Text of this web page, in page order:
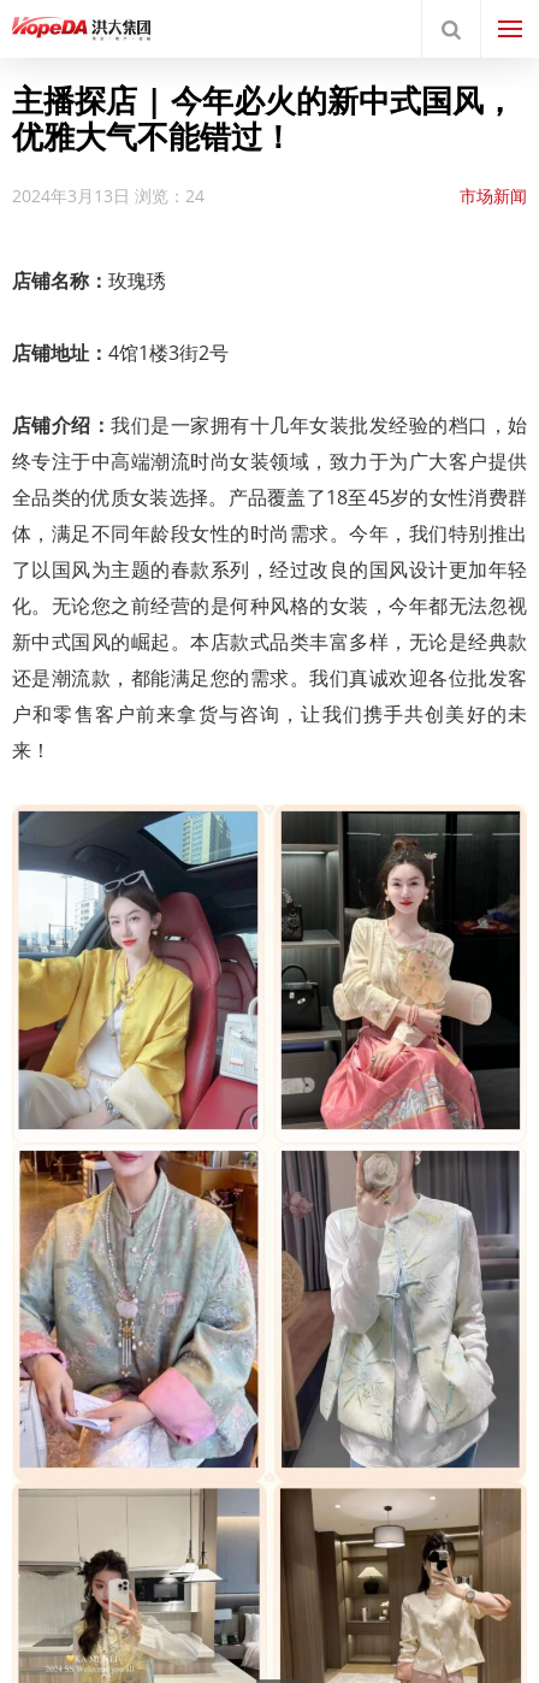
主播探店 | 今年必火的新中式国风，
优雅大气不能错过！
2024年3月13日 浏览：24 市场新闻
店铺名称： 玫瑰琇
店铺地址： 4馆1楼3街2号
店铺介绍：我们是一家拥有十几年女装批发经验的档口，始
终专注于中高端潮流时尚女装领域，致力于为广大客户提供
全品类的优质女装选择。产品覆盖了18至45岁的女性消费群
体，满足不同年龄段女性的时尚需求。今年，我们特别推出
了以国风为主题的春款系列，经过改良的国风设计更加年轻
化。无论您之前经营的是何种风格的女装，今年都无法忽视
新中式国风的崛起。本店款式品类丰富多样，无论是经典款
还是潮流款，都能满足您的需求。我们真诚欢迎各位批发客
户和零售客户前来拿货与咨询，让我们携手共创美好的未
来！